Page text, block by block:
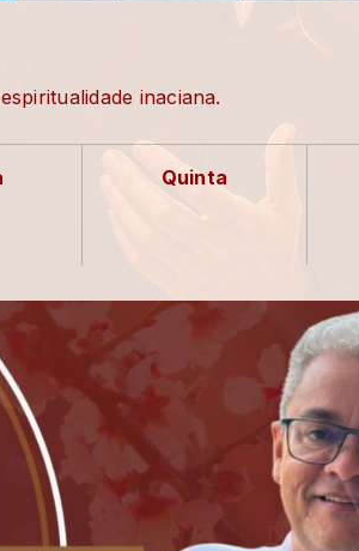
inaciana.
Quinta